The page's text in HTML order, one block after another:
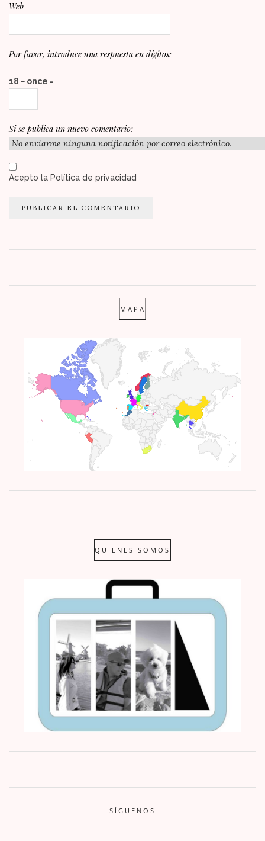
Web
Por favor, introduce una respuesta en dígitos:
18 − once =
Si se publica un nuevo comentario:
Acepto la Política de privacidad
MAPA
QUIENES SOMOS
SÍGUENOS